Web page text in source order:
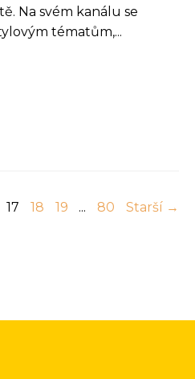
Na svém kanálu se
tématům,...
17 18 19 ... 80 Starší →